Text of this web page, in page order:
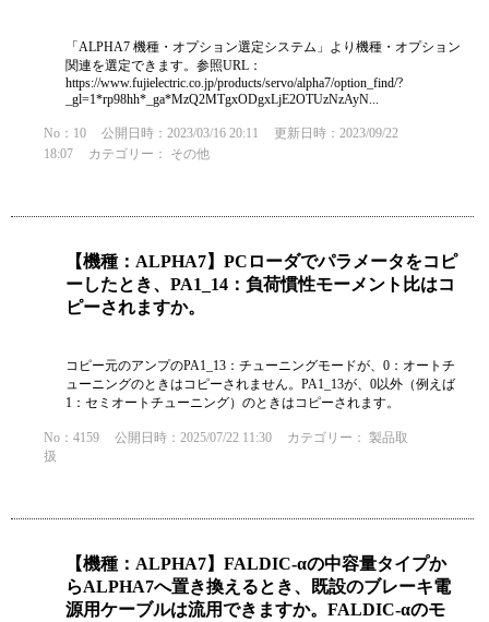
「ALPHA7 機種・オプション選定システム」より機種・オプション
関連を選定できます。参照URL：
https://www.fujielectric.co.jp/products/servo/alpha7/option_find/?
_gl=1*rp98hh*_ga*MzQ2MTgxODgxLjE2OTUzNzAyN...
No：10 公開日時：2023/03/16 20:11
更新日時：2023/09/22
18:07
カテゴリー： その他
【機種：ALPHA7】PCローダでパラメータをコピ
ーしたとき、PA1_14：負荷慣性モーメント比はコ
ピーされますか。
コピー元のアンプのPA1_13：チューニングモードが、0：オートチ
ューニングのときはコピーされません。PA1_13が、0以外（例えば
1：セミオートチューニング）のときはコピーされます。
No：4159 公開日時：2025/07/22 11:30 カテゴリー： 製品取
扱
【機種：ALPHA7】FALDIC-αの中容量タイプか
らALPHA7へ置き換えるとき、既設のブレーキ電
源用ケーブルは流用できますか。FALDIC-αのモ